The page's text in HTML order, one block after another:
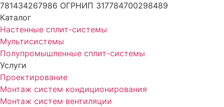
781434267986 ОГРНИП 317784700298489
Каталог
Настенные сплит-системы
Мультисистемы
Полупромышленные сплит-системы
Услуги
Проектирование
Монтаж систем кондиционирования
Монтаж систем вентиляции